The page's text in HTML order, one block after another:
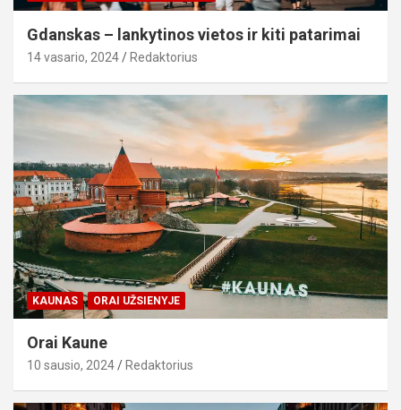
Gdanskas – lankytinos vietos ir kiti patarimai
14 vasario, 2024 Redaktorius
KAUNAS ORAI UŽSIENYJE
Orai Kaune
10 sausio, 2024 Redaktorius